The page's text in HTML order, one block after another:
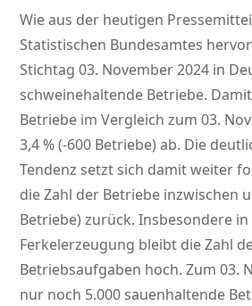
Wie aus der heutigen
Statistischen Bundesamtes
Stichtag 03. November 2024 in
schweinehaltende Betriebe.
Betriebe im Vergleich zum 03.
3,4 % (-600 Betriebe) ab. Die
Tendenz setzt sich damit weiter
die Zahl der Betriebe inzwischen
Betriebe) zurück. Insbesondere
Ferkelerzeugung bleibt die Zahl
Betriebsaufgaben hoch. Zum 03.
nur noch 5.000 sauenhaltende